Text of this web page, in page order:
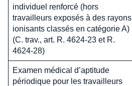
individuel renforcé (hors
travailleurs exposés à des rayons
ionisants classés en catégorie A)
(C. trav., art. R. 4624-23 et R.
4624-28)
Examen médical d’aptitude
périodique pour les travailleurs